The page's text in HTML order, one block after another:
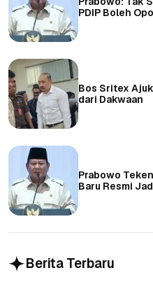
PDIP Boleh
Bos Sritex
dari Dakwaan
Prabowo
Baru Resmi
Berita Terbaru